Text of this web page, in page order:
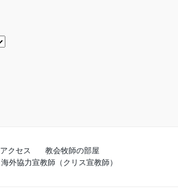
アクセス
教会牧師の部屋
海外協力宣教師（クリス宣教師）